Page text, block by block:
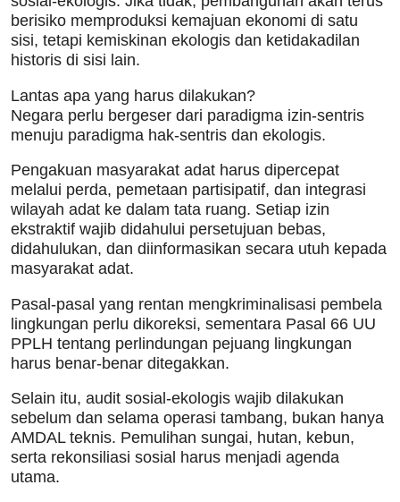
berisiko memproduksi kemajuan ekonomi di satu
sisi, tetapi kemiskinan ekologis dan ketidakadilan
historis di sisi lain.
Lantas apa yang harus dilakukan?
Negara perlu bergeser dari paradigma izin-sentris
menuju paradigma hak-sentris dan ekologis.
Pengakuan masyarakat adat harus dipercepat
melalui perda, pemetaan partisipatif, dan integrasi
wilayah adat ke dalam tata ruang. Setiap izin
ekstraktif wajib didahului persetujuan bebas,
didahulukan, dan diinformasikan secara utuh kepada
masyarakat adat.
Pasal-pasal yang rentan mengkriminalisasi pembela
lingkungan perlu dikoreksi, sementara Pasal 66 UU
PPLH tentang perlindungan pejuang lingkungan
harus benar-benar ditegakkan.
Selain itu, audit sosial-ekologis wajib dilakukan
sebelum dan selama operasi tambang, bukan hanya
AMDAL teknis. Pemulihan sungai, hutan, kebun,
serta rekonsiliasi sosial harus menjadi agenda
utama.